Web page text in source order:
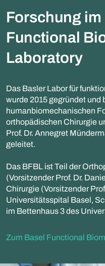
Forschung im
Functional
Laboratory
Das Basler Labor für
wurde 2015 gegründet und
humanbiomechanischen
orthopädischen Chirurgie
Prof. Dr. Annegret
geleitet.
Das BFBL ist Teil der
(Vorsitzender Prof. Dr.
Chirurgie (Vorsitzender
Universitätsspital Basel,
im Bettenhaus 3 des
Zum Basel Functional